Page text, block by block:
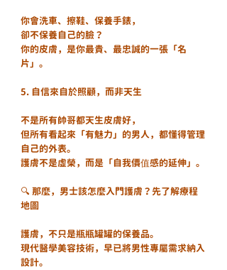
你會洗車、擦鞋、保養手錶，
卻不保養自己的臉？
你的皮膚，是你最貴、最忠誠的一張「名
片」。
5. 自信來自於照顧，而非天生
不是所有帥哥都天生皮膚好，
但所有看起來「有魅力」的男人，都懂得管理
自己的外表。
護膚不是虛榮，而是「自我價值感的延伸」。
🔍 那麼，男士該怎麼入門護膚？先了解療程
地圖
護膚，不只是瓶瓶罐罐的保養品。
現代醫學美容技術，早已將男性專屬需求納入
設計。